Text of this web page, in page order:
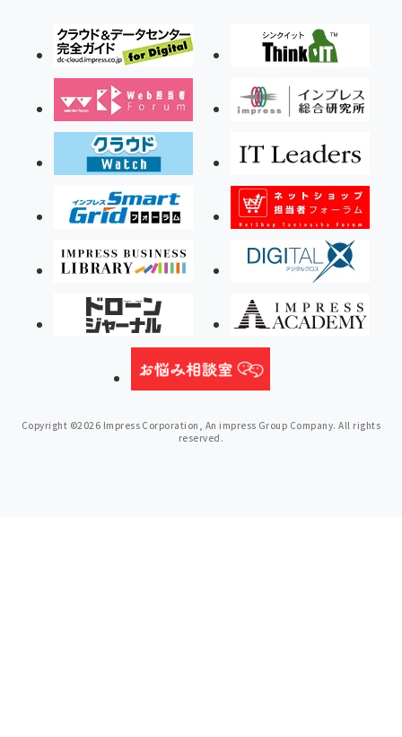
Copyright ©2026 Impress Corporation, An impress Group Company. All rights
reserved.